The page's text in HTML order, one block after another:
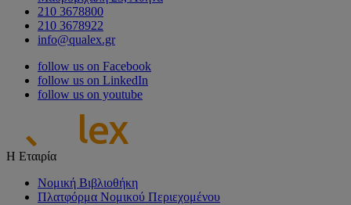
210 3678800
210 3678922
info@qualex.gr
follow us on Facebook
follow us on LinkedIn
follow us on youtube
Η Εταιρία
Νομική Βιβλιοθήκη
Πλατφόρμα Νομικού Περιεχομένου